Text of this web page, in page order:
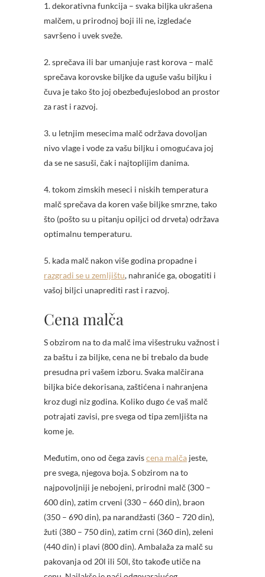
1. dekorativna funkcija – svaka biljka ukrašena
malčem, u prirodnoj boji ili ne, izgledaće
savršeno i uvek sveže.
2. sprečava ili bar umanjuje rast korova – malč
sprečava korovske biljke da uguše vašu biljku i
čuva je tako što joj obezbeđujeslobod an prostor
za rast i razvoj.
3. u letnjim mesecima malč održava dovoljan
nivo vlage i vode za vašu biljku i omogućava joj
da se ne sasuši, čak i najtoplijim danima.
4. tokom zimskih meseci i niskih temperatura
malč sprečava da koren vaše biljke smrzne, tako
što (pošto su u pitanju opiljci od drveta) održava
optimalnu temperaturu.
5. kada malč nakon više godina propadne i
razgradi se u zemljištu, nahraniće ga, obogatiti i
vašoj biljci unaprediti rast i razvoj.
Cena malča
S obzirom na to da malč ima višestruku važnost i
za baštu i za biljke, cena ne bi trebalo da bude
presudna pri vašem izboru. Svaka malčirana
biljka biće dekorisana, zaštićena i nahranjena
kroz dugi niz godina. Koliko dugo će vaš malč
potrajati zavisi, pre svega od tipa zemljišta na
kome je.
Međutim, ono od čega zaviscena malča jeste,
pre svega, njegova boja. S obzirom na to
najpovoljniji je nebojeni, prirodni malč (300 –
600 din), zatim crveni (330 – 660 din), braon
(350 – 690 din), pa narandžasti (360 – 720 din),
žuti (380 – 750 din), zatim crni (360 din), zeleni
(440 din) i plavi (800 din). Ambalaža za malč su
pakovanja od 20l ili 50l, što takođe utiče na